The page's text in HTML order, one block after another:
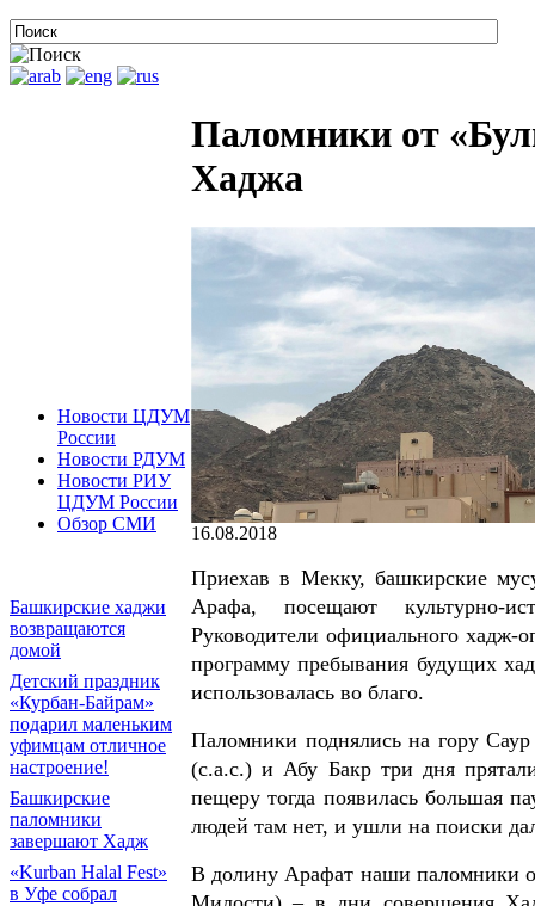
Новости ЦДУМ
России
Новости РДУМ
Новости РИУ
ЦДУМ России
Обзор СМИ
Башкирские хаджи
возвращаются
домой
Детский праздник
«Курбан-Байрам»
подарил маленьким
уфимцам отличное
настроение!
Башкирские
паломники
завершают Хадж
«Kurban Halal Fest»
в Уфе собрал
Паломники от
Хаджа
16.08.2018
Приехав в Мекку, башкирские
Арафа, посещают культурно-
Руководители официального
программу пребывания будущих
использовалась во благо.
Паломники поднялись на гору
(с.а.с.) и Абу Бакр три дня
пещеру тогда появилась большая
людей там нет, и ушли на поиски
В долину Арафат наши паломники